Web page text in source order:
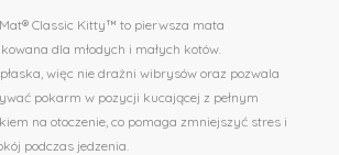
Classic Kitty™ to pierwsza mata
dla młodych i małych kotów.
więc nie drażni wibrysów oraz pozwala
pokarm w pozycji kucającej z pełnym
na otoczenie, co pomaga zmniejszyć stres i
podczas jedzenia.